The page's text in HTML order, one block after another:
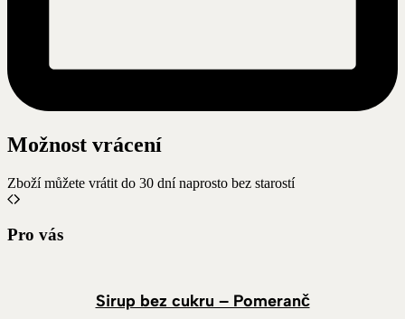
Možnost vrácení
Zboží můžete vrátit do 30 dní naprosto bez starostí
Pro vás
Sirup bez cukru – Pomeranč